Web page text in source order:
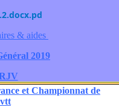
& aides
2019
et Championnat de